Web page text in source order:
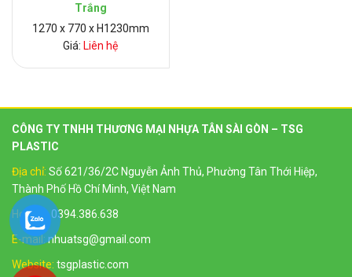
Trắng
1270 x 770 x H1230mm
Giá: Liên hệ
CÔNG TY TNHH THƯƠNG MẠI NHỰA TÂN SÀI GÒN – TSG
PLASTIC
Địa chỉ: Số 621/36/2C Nguyễn Ảnh Thủ, Phường Tân Thới Hiệp,
Thành Phố Hồ Chí Minh, Việt Nam
Hotline: 0394.386.638
E-mail: nhuatsg@gmail.com
Website: tsgplastic.com